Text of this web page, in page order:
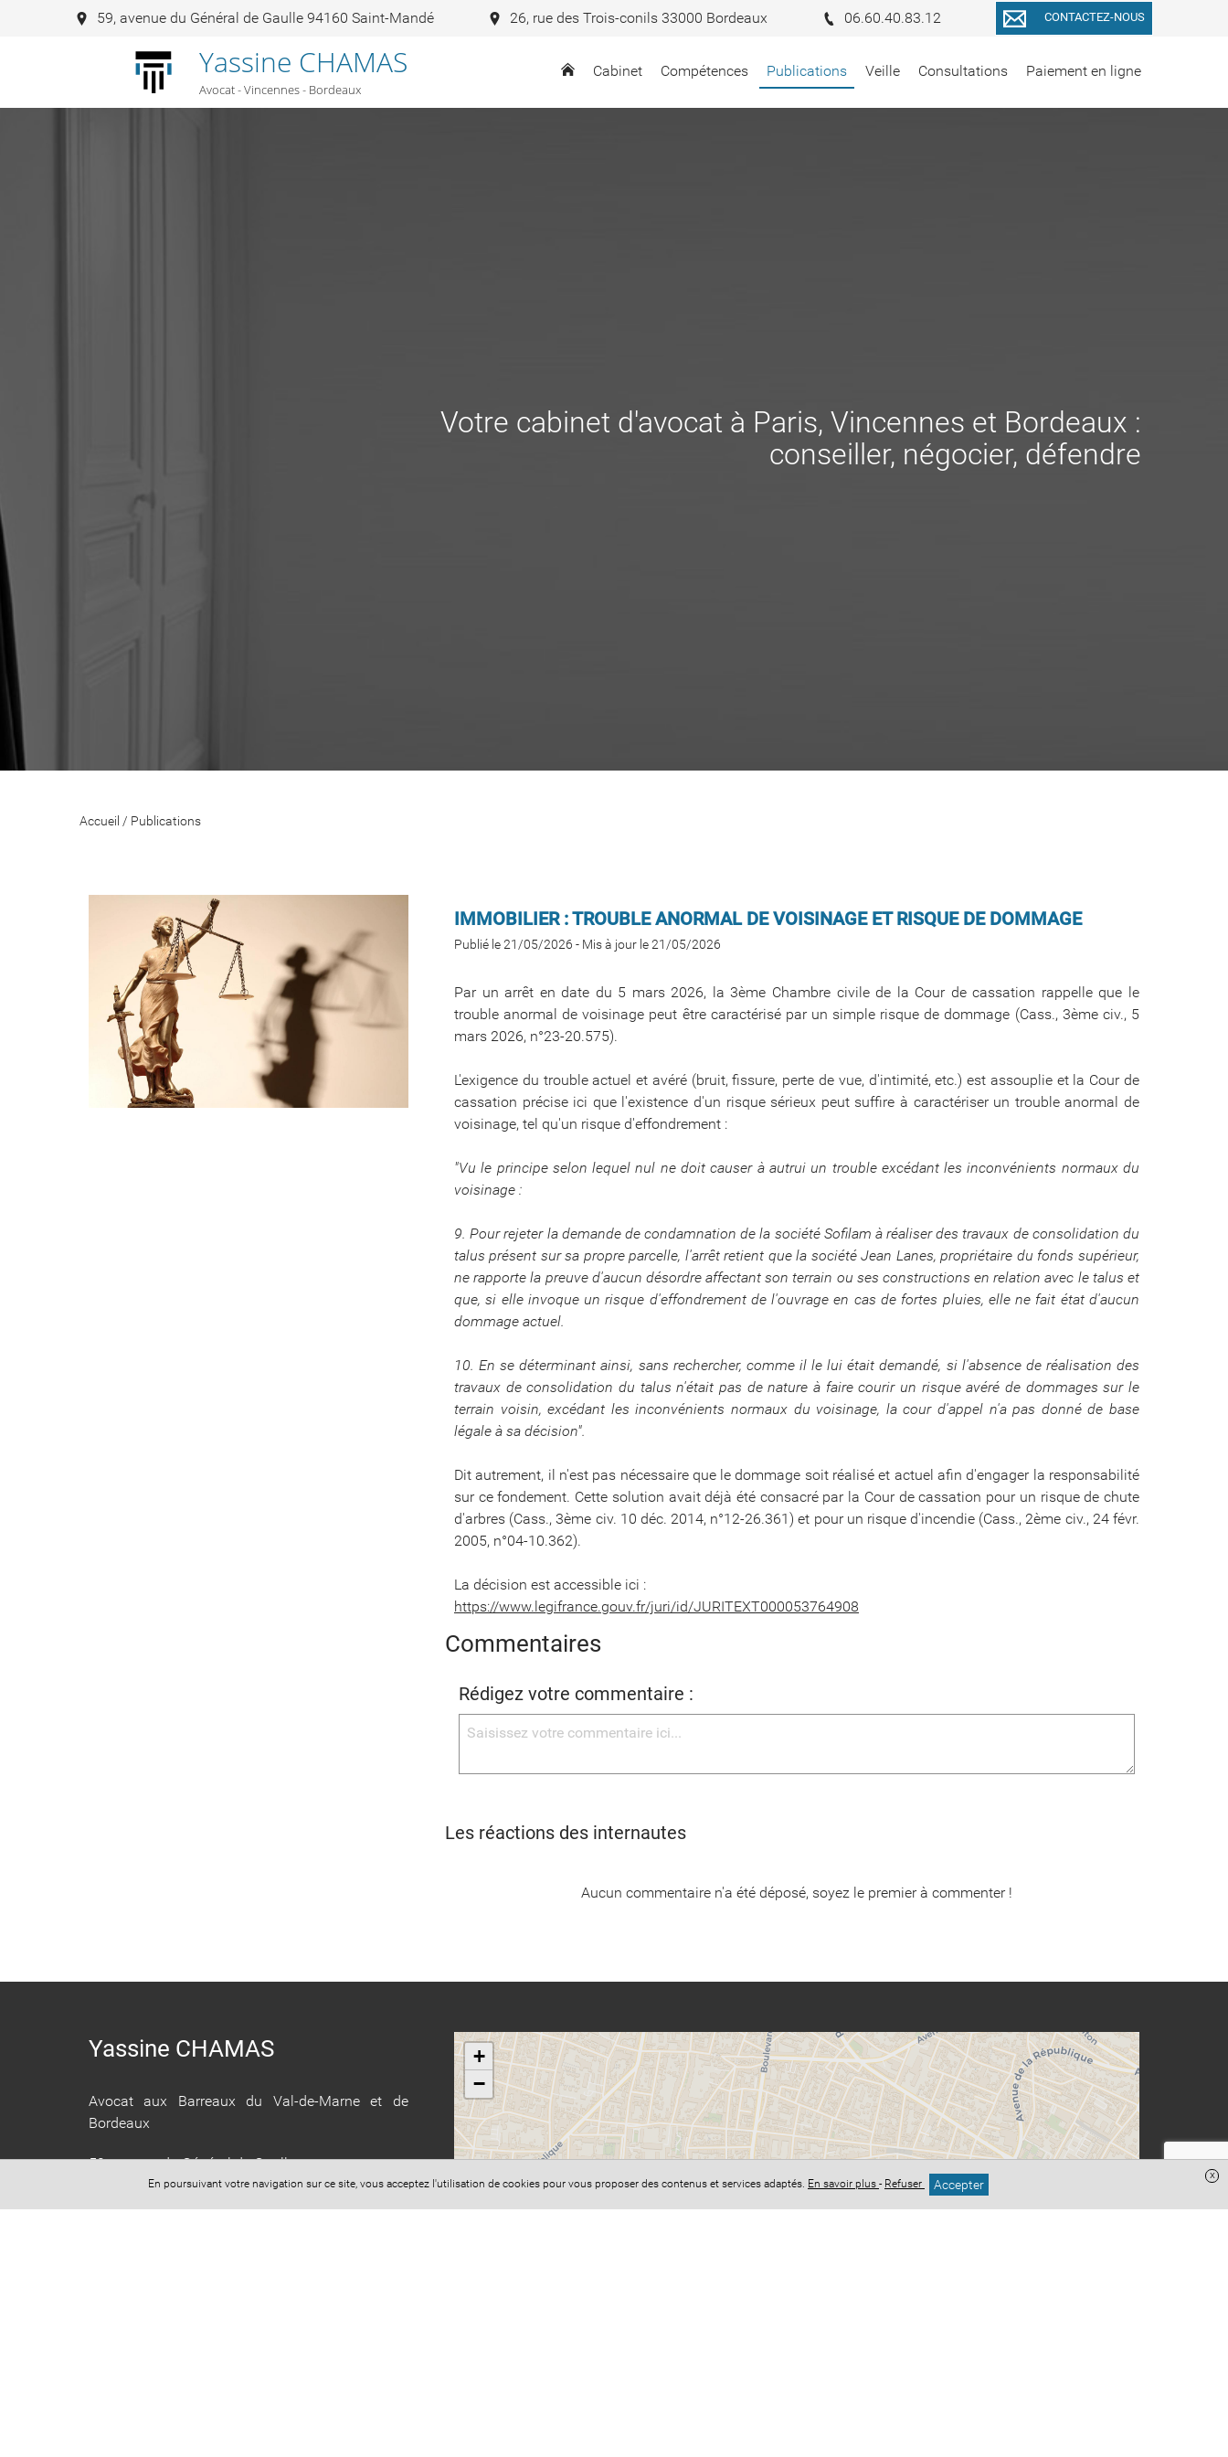
Yassine CHAMAS
Avocat - Vincennes - Bordeaux
Cabinet Compétences Publications Veille Consultations Paiement en ligne
59, avenue du Général de Gaulle 94160 Saint-Mandé 26, rue des Trois-conils 33000 Bordeaux 06.60.40.83.12 CONTACTEZ-NOUS
Votre cabinet d'avocat à Paris, Vincennes et Bordeaux :
conseiller, négocier, défendre
Accueil / Publications
IMMOBILIER : TROUBLE ANORMAL DE VOISINAGE ET RISQUE DE DOMMAGE
Publié le 21/05/2026 - Mis à jour le 21/05/2026
Par un arrêt en date du 5 mars 2026, la 3ème Chambre civile de la Cour de cassation rappelle que le
trouble anormal de voisinage peut être caractérisé par un simple risque de dommage (Cass., 3ème civ., 5
mars 2026, n°23-20.575).
L'exigence du trouble actuel et avéré (bruit, fissure, perte de vue, d'intimité, etc.) est assouplie et la Cour de
cassation précise ici que l'existence d'un risque sérieux peut suffire à caractériser un trouble anormal de
voisinage, tel qu'un risque d'effondrement :
"Vu le principe selon lequel nul ne doit causer à autrui un trouble excédant les inconvénients normaux du
voisinage :
9. Pour rejeter la demande de condamnation de la société Sofilam à réaliser des travaux de consolidation du
talus présent sur sa propre parcelle, l'arrêt retient que la société Jean Lanes, propriétaire du fonds supérieur,
ne rapporte la preuve d'aucun désordre affectant son terrain ou ses constructions en relation avec le talus et
que, si elle invoque un risque d'effondrement de l'ouvrage en cas de fortes pluies, elle ne fait état d'aucun
dommage actuel.
10. En se déterminant ainsi, sans rechercher, comme il le lui était demandé, si l'absence de réalisation des
travaux de consolidation du talus n'était pas de nature à faire courir un risque avéré de dommages sur le
terrain voisin, excédant les inconvénients normaux du voisinage, la cour d'appel n'a pas donné de base
légale à sa décision".
Dit autrement, il n'est pas nécessaire que le dommage soit réalisé et actuel afin d'engager la responsabilité
sur ce fondement. Cette solution avait déjà été consacré par la Cour de cassation pour un risque de chute
d'arbres (Cass., 3ème civ. 10 déc. 2014, n°12-26.361) et pour un risque d'incendie (Cass., 2ème civ., 24 févr.
2005, n°04-10.362).
La décision est accessible ici :
https://www.legifrance.gouv.fr/juri/id/JURITEXT000053764908
Commentaires
Rédigez votre commentaire :
Les réactions des internautes
Aucun commentaire n'a été déposé, soyez le premier à commenter !
Yassine CHAMAS
Avocat aux Barreaux du Val-de-Marne et de
Bordeaux
59, avenue du Général de Gaulle
94160 Saint-Mandé
+
−
En poursuivant votre navigation sur ce site, vous acceptez l'utilisation de cookies pour vous proposer des contenus et services adaptés. En savoir plus - Refuser Accepter
x